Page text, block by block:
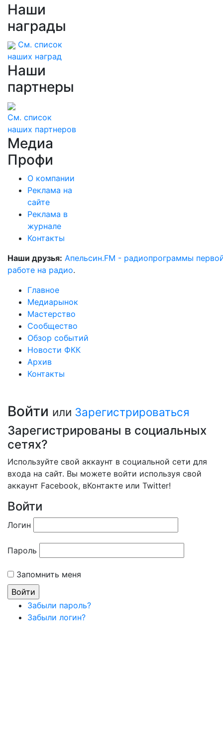
Наши
награды
См. список
наших наград
Наши
партнеры
См. список
наших партнеров
Медиа
Профи
О компании
Реклама на
сайте
Реклама в
журнале
Контакты
Наши друзья: Апельсин.FM - радиопрограммы
работе на радио.
Главное
Медиарынок
Мастерство
Сообщество
Обзор событий
Новости ФКК
Архив
Контакты
Войти или Зарегистрироваться
Зарегистрированы в социальных
сетях?
Используйте свой аккаунт в социальной сети для
входа на сайт. Вы можете войти используя свой
аккаунт Facebook, вКонтакте или Twitter!
Войти
Логин
Пароль
Запомнить меня
Забыли пароль?
Забыли логин?